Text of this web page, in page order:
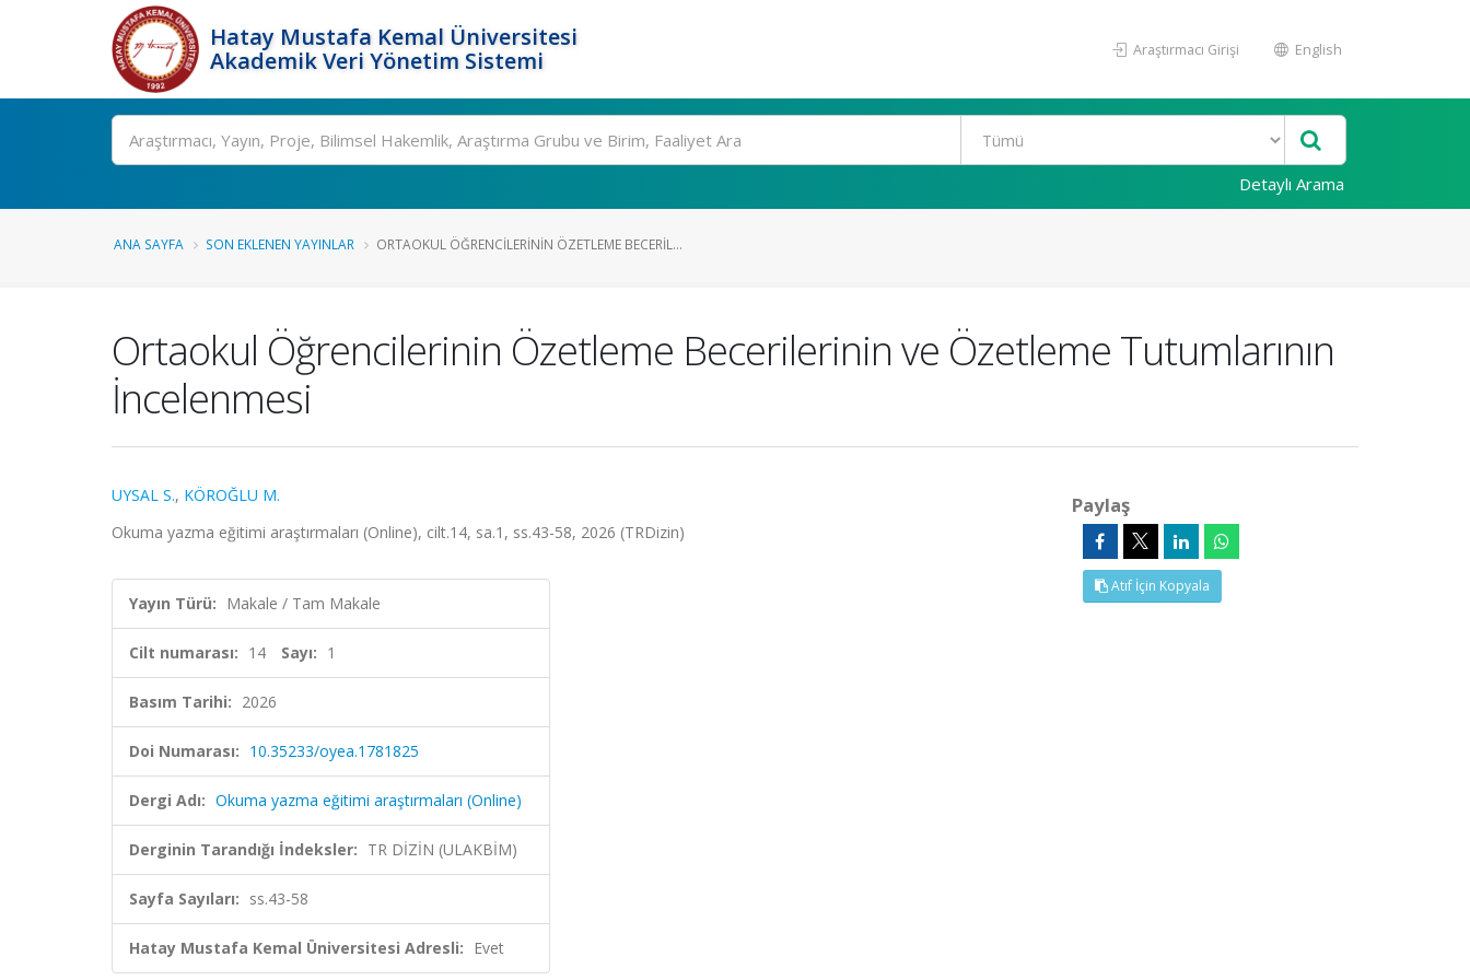
Hatay Mustafa Kemal Üniversitesi
Akademik Veri Yönetim Sistemi
Araştırmacı Girişi English
Ara
Detaylı Arama
ANA SAYFA SON EKLENEN YAYINLAR ORTAOKUL ÖĞRENCILERININ ÖZETLEME BECERIL...
Ortaokul Öğrencilerinin Özetleme Becerilerinin ve Özetleme Tutumlarının
İncelenmesi
UYSAL S., KÖROĞLU M.
Okuma yazma eğitimi araştırmaları (Online), cilt.14, sa.1, ss.43-58, 2026 (TRDizin)
Yayın Türü: Makale / Tam Makale
Cilt numarası: 14 Sayı: 1
Basım Tarihi: 2026
Doi Numarası: 10.35233/oyea.1781825
Dergi Adı: Okuma yazma eğitimi araştırmaları (Online)
Derginin Tarandığı İndeksler: TR DİZİN (ULAKBİM)
Sayfa Sayıları: ss.43-58
Hatay Mustafa Kemal Üniversitesi Adresli: Evet
Paylaş
Atıf İçin Kopyala